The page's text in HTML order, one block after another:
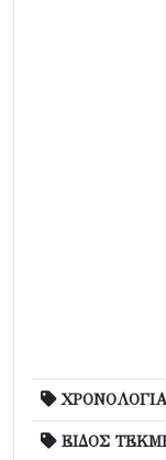
ΧΡΟΝΟΛΟΓΙΑ
ΕΙΔΟΣ